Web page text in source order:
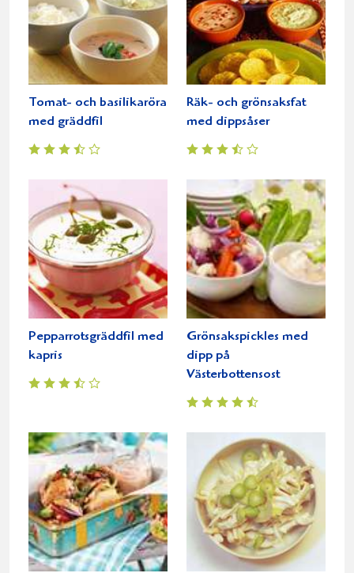
Tomat- och basilikaröra
med gräddfil
Räk- och grönsaksfat
med dippsåser
Pepparrotsgräddfil med
kapris
Grönsakspickles med
dipp på
Västerbottensost